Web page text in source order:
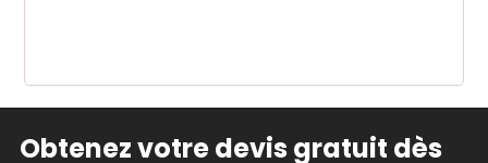
Obtenez votre devis gratuit dès